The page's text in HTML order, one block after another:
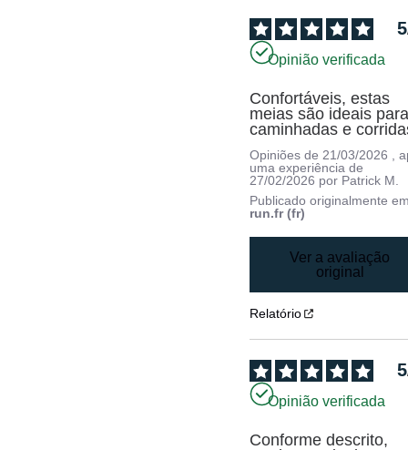
5
Opinião verificada
Confortáveis, estas
meias são ideais
caminhadas e
Opiniões de 21/03/2026
,
uma experiência de
27/02/2026 por Patrick M.
Publicado originalmente
run.fr (fr)
Ver a avaliação
original
Relatório
5
Opinião verificada
Conforme descrito,